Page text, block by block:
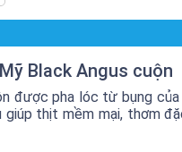
Black Angus cuộn
được pha lóc từ bụng
giúp thịt mềm mại, thơm